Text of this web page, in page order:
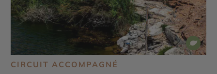
CIRCUIT ACCOMPAGNÉ